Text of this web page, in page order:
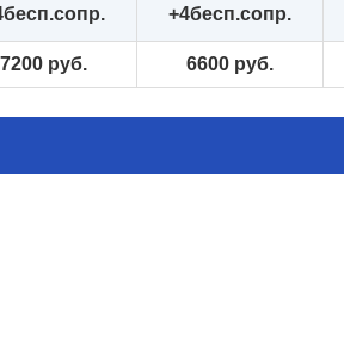
+4бесп.сопр.
7200 руб. 6600 руб.